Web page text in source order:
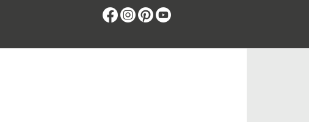
Facebook
Instagram
Pinterest